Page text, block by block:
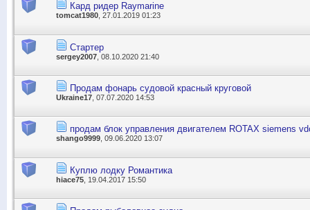
Кард ридер Raymarine
tomcat1980 , 27.01.2019 01:23
Стартер
sergey2007 , 08.10.2020 21:40
Продам фонарь судовой красный круговой
Ukraine17 , 07.07.2020 14:53
продам блок управления двигателем ROTAX siemens
shango9999, 09.06.2020 13:07
Куплю лодку Романтика
hiace75 , 19.04.2017 15:50